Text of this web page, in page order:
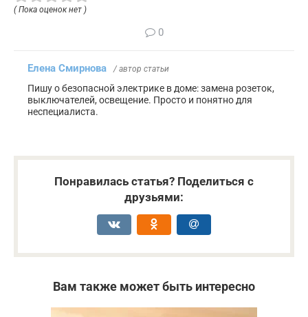
( Пока оценок нет )
0
Елена Смирнова / автор статьи
Пишу о безопасной электрике в доме: замена розеток,
выключателей, освещение. Просто и понятно для
неспециалиста.
Понравилась статья? Поделиться с
друзьями:
Вам также может быть интересно